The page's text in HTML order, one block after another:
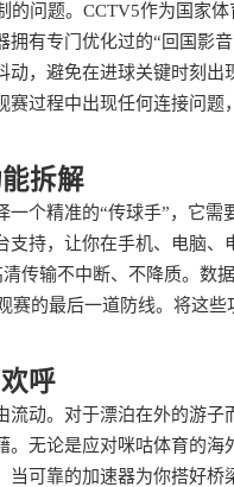
问题。CCTV5作为国家
有专门优化过的“回国影
，避免在进球关键时刻
过程中出现任何连接问
拆解
个精准的“传球手”，它
持，让你在手机、电脑
传输不中断、不降质。数
的最后一道防线。将这
呼
动。对于漂泊在外的游
无论是应对咪咕体育的
可靠的加速器为你搭好